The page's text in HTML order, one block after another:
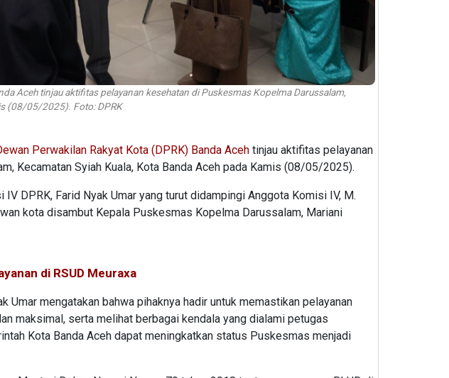
Aceh tinjau aktifitas pelayanan kesehatan di Puskesmas Kopelma Darussalam,
(08/05/2025). Foto: DPRK
Perwakilan Rakyat Kota (DPRK) Banda Aceh tinjau aktifitas pelayanan
Kecamatan Syiah Kuala, Kota Banda Aceh pada Kamis (08/05/2025).
DPRK, Farid Nyak Umar yang turut didampingi Anggota Komisi IV, M.
kota disambut Kepala Puskesmas Kopelma Darussalam, Mariani
di RSUD Meuraxa
Umar mengatakan bahwa pihaknya hadir untuk memastikan pelayanan
maksimal, serta melihat berbagai kendala yang dialami petugas
Kota Banda Aceh dapat meningkatkan status Puskesmas menjadi